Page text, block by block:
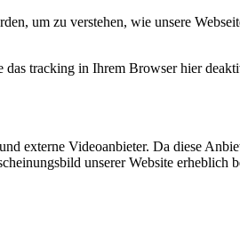
um zu verstehen, wie unsere
das tracking in Ihrem Browser hier
externe Videoanbieter. Da diese
unserer Website